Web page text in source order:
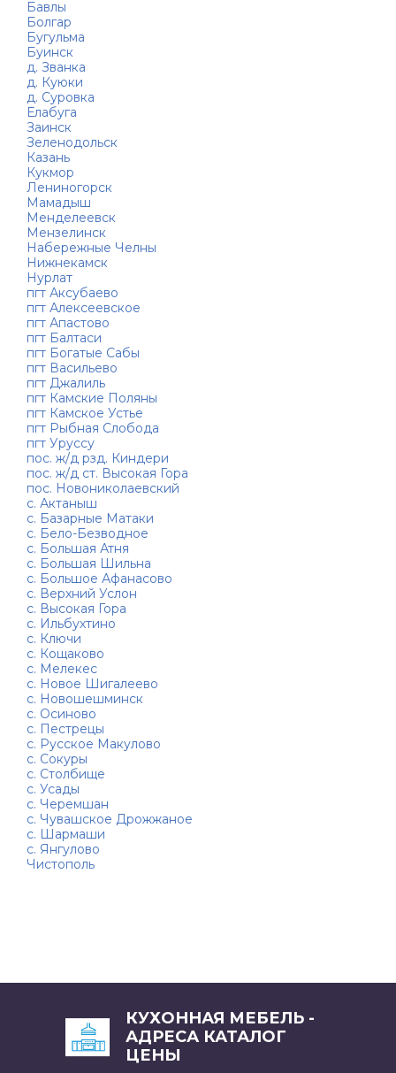
Бавлы
Болгар
Бугульма
Буинск
д. Званка
д. Куюки
д. Суровка
Елабуга
Заинск
Зеленодольск
Казань
Кукмор
Лениногорск
Мамадыш
Менделеевск
Мензелинск
Набережные Челны
Нижнекамск
Нурлат
пгт Аксубаево
пгт Алексеевское
пгт Апастово
пгт Балтаси
пгт Богатые Сабы
пгт Васильево
пгт Джалиль
пгт Камские Поляны
пгт Камское Устье
пгт Рыбная Слобода
пгт Уруссу
пос. ж/д рзд. Киндери
пос. ж/д ст. Высокая Гора
пос. Новониколаевский
с. Актаныш
с. Базарные Матаки
с. Бело-Безводное
с. Большая Атня
с. Большая Шильна
с. Большое Афанасово
с. Верхний Услон
с. Высокая Гора
с. Ильбухтино
с. Ключи
с. Кощаково
с. Мелекес
с. Новое Шигалеево
с. Новошешминск
с. Осиново
с. Пестрецы
с. Русское Макулово
с. Сокуры
с. Столбище
с. Усады
с. Черемшан
с. Чувашское Дрожжаное
с. Шармаши
с. Янгулово
Чистополь
КУХОННАЯ МЕБЕЛЬ -
АДРЕСА КАТАЛОГ
ЦЕНЫ